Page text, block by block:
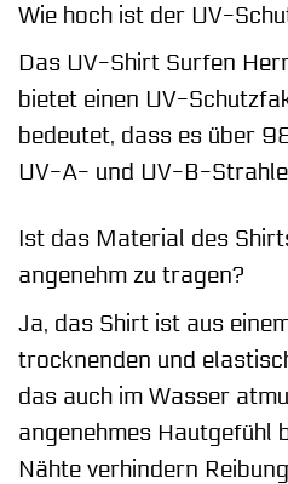
Wie hoch ist der UV-
Das UV-Shirt Surfen
bietet einen UV-
bedeutet, dass es über
UV-A- und UV-B-
Ist das Material des
angenehm zu tragen?
Ja, das Shirt ist aus
trocknenden und
das auch im Wasser
angenehmes Hautgefühl
Nähte verhindern